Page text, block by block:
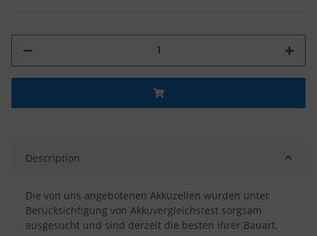
Description
Die von uns angebotenen Akkuzellen wurden unter
Berücksichtigung von Akkuvergleichstest sorgsam
ausgesucht und sind derzeit die besten ihrer Bauart.